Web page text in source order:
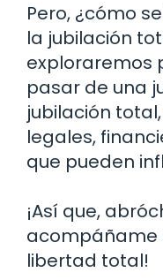
Pero, ¿cómo
la jubilación
exploraremos
pasar de una
jubilación
legales,
que pueden
¡Así que,
acompáñame
libertad total!